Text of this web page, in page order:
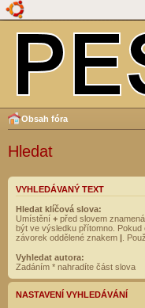
Obsah fóra
Hledat
VYHLEDÁVANÝ TEXT
Hledat klíčová slova:
Umístění + před slovem
být ve výsledku přítomno.
závorek oddělené znakem | .
Vyhledat autora:
Zadáním * nahradíte část slova
NASTAVENÍ VYHLEDÁVÁNÍ